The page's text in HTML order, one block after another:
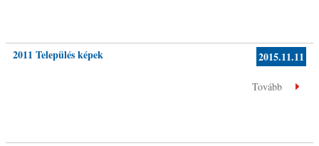
2011 Település képek 2015.11.11
Tovább